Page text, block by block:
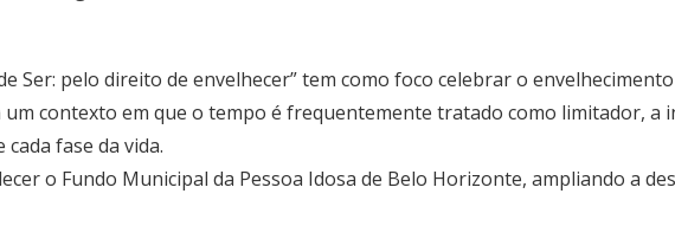
Ser: pelo direito de envelhecer” tem como foco celebrar o
um contexto em que o tempo é frequentemente tratado como limitador,
fase da vida.
o Fundo Municipal da Pessoa Idosa de Belo Horizonte, ampliando a